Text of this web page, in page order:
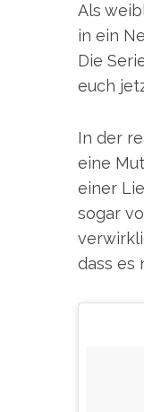
Als
in ein
Die
euch
In der
eine
einer
sogar
dass es